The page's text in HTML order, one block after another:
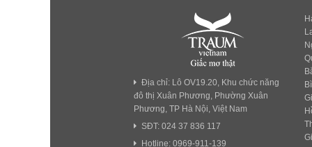
Địa chỉ: Lô OV19.20, Khu chức năng
đô thị Xuân Phương, Phường Xuân
Phương, TP Hà Nội, Việt Nam
SĐT: 024 37 836 117
Hotline: 0969-911-139